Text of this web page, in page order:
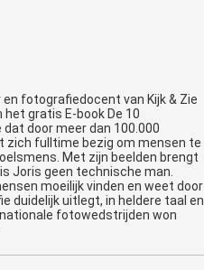
fotografiedocent van Kijk & Zie
het gratis E-book De 10
door meer dan 100.000
zich fulltime bezig om mensen te
Met zijn beelden brengt
Joris geen technische man.
moeilijk vinden en weet door
duidelijk uitlegt, in heldere taal en
fotowedstrijden won